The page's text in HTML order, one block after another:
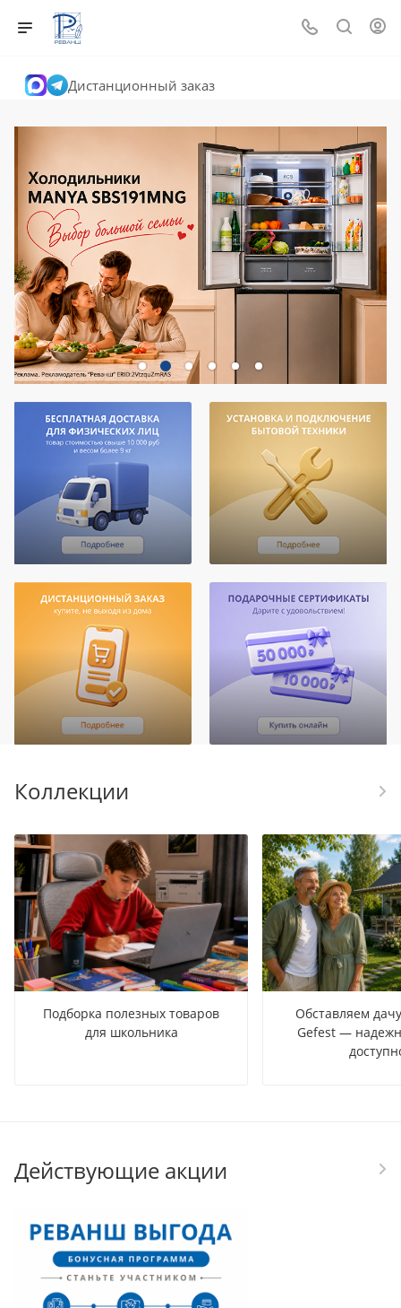
Дистанционный заказ
Коллекции
Подборка полезных товаров
для школьника
Обставляем
Gefest —
Действующие акции